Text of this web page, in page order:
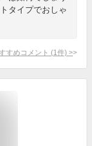
タイプでおしゃ
すめコメント (1 件) >